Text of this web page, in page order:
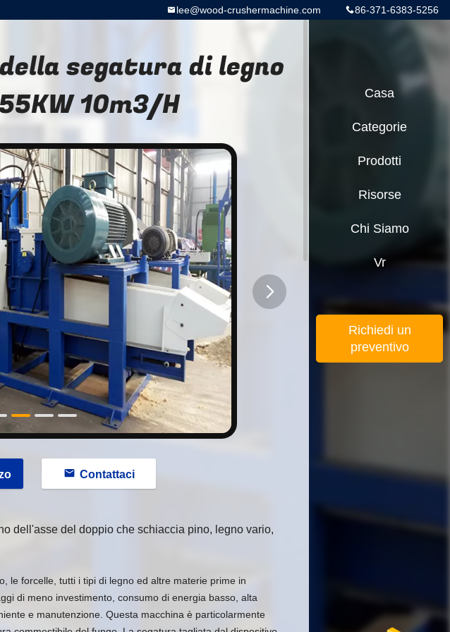
86-371-6383-5256
lee@wood-crushermachine.com
segatura di legno
10m3/H
Contattaci
dell'asse del doppio che schiaccia pino, legno vario,
le forcelle, tutti i tipi di legno ed altre materie prime in
di meno investimento, consumo di energia basso, alta
e manutenzione. Questa macchina è particolarmente
Casa
Categorie
Prodotti
Risorse
Chi Siamo
Vr
Richiedi un
preventivo